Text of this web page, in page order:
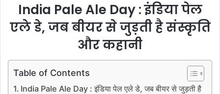
India Pale Ale Day : इंडिया पेल
एले डे, जब बीयर से जुड़ती है संस्कृति
और कहानी
Table of Contents
India Pale Ale Day : इंडिया पेल एले डे, जब बीयर से जुड़ती है